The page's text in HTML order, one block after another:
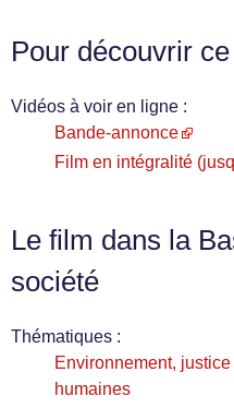
Pour découvrir
Vidéos à voir en ligne :
Bande-annonce
Film en intégralité
Le film dans la
société
Thématiques :
Environnement,
humaines